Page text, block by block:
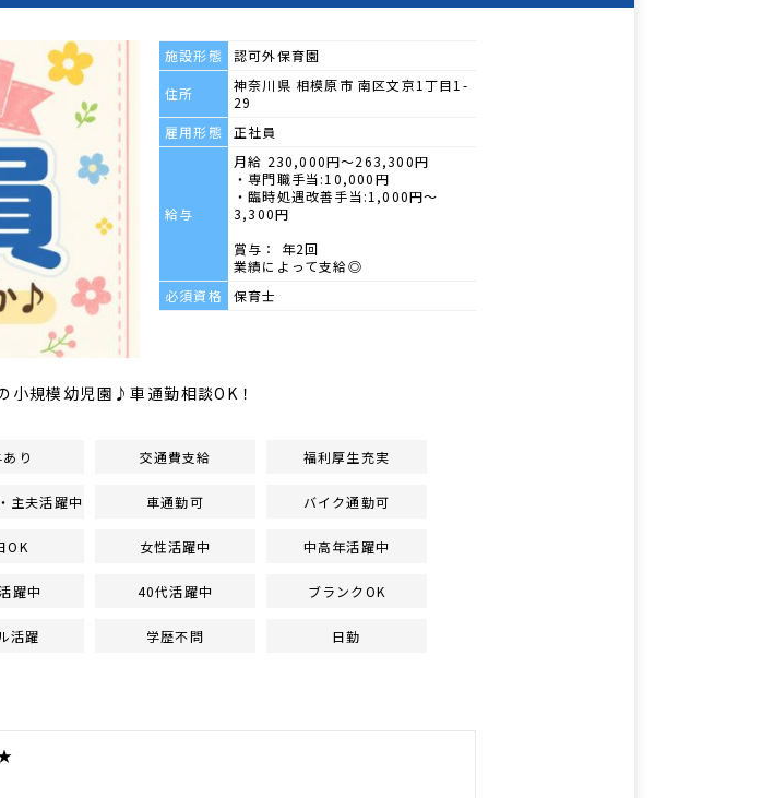
施設形態 認可外保育園
住所
神奈川県 相模原市 南区文京1丁目1-
29
雇用形態
正社員
給与
月給 230,000円～263,300円
・専門職手当:10,000円
・臨時処遇改善手当:1,000円～
3,300円
賞与： 年2回
業績によって支給◎
必須資格
保育士
規模幼児園♪車通勤相談OK！
り 交通費支給 福利厚生充実
主夫活躍中 車通勤可 バイク通勤可
OK 女性活躍中 中高年活躍中
躍中 40代活躍中 ブランクOK
活躍 学歴不問 日勤